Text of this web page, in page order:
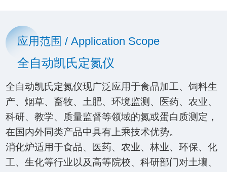
应用范围 / Application Scope
全自动凯氏定氮仪
全自动凯氏定氮仪现广泛应用于食品加工、饲料生
产、烟草、畜牧、土肥、环境监测、医药、农业、
科研、教学、质量监督等领域的氮或蛋白质测定，
在国内外同类产品中具有上乘技术优势。
消化炉适用于食品、医药、农业、林业、环保、化
工、生化等行业以及高等院校、科研部门对土壤、